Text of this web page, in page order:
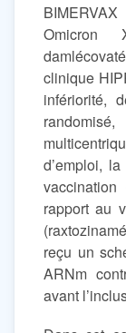
Omicron
clinique
infériorité,
d’emploi,
rapport au
reçu un
ARNm
avant